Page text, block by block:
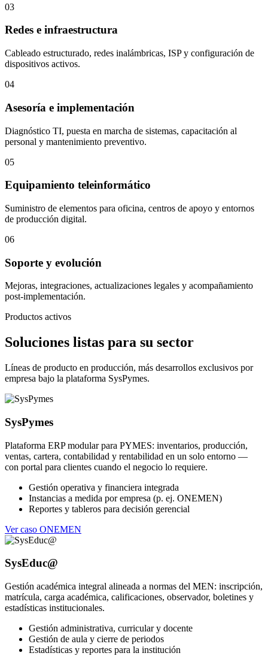
03
Redes e infraestructura
Cableado estructurado, redes inalámbricas, ISP y configuración de
dispositivos activos.
04
Asesoría e implementación
Diagnóstico TI, puesta en marcha de sistemas, capacitación al
personal y mantenimiento preventivo.
05
Equipamiento teleinformático
Suministro de elementos para oficina, centros de apoyo y entornos
de producción digital.
06
Soporte y evolución
Mejoras, integraciones, actualizaciones legales y acompañamiento
post-implementación.
Productos activos
Soluciones listas para su sector
Líneas de producto en producción, más desarrollos exclusivos por
empresa bajo la plataforma SysPymes.
SysPymes
Plataforma ERP modular para PYMES: inventarios, producción,
ventas, cartera, contabilidad y rentabilidad en un solo entorno —
con portal para clientes cuando el negocio lo requiere.
Gestión operativa y financiera integrada
Instancias a medida por empresa (p. ej. ONEMEN)
Reportes y tableros para decisión gerencial
Ver caso ONEMEN
SysEduc@
Gestión académica integral alineada a normas del MEN: inscripción,
matrícula, carga académica, calificaciones, observador, boletines y
estadísticas institucionales.
Gestión administrativa, curricular y docente
Gestión de aula y cierre de periodos
Estadísticas y reportes para la institución